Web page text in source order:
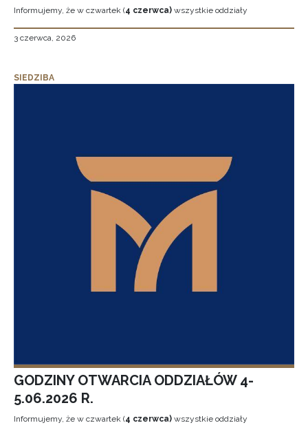
Informujemy, że w czwartek (4 czerwca) wszystkie oddziały
3 czerwca, 2026
SIEDZIBA
GODZINY OTWARCIA ODDZIAŁÓW 4-
5.06.2026 R.
Informujemy, że w czwartek (4 czerwca) wszystkie oddziały